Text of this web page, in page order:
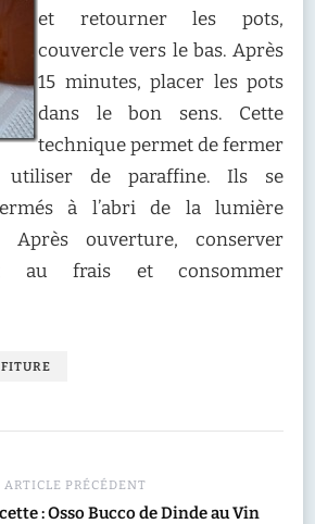
et retourner les pots,
couvercle vers le bas. Après
15 minutes, placer les pots
dans le bon sens. Cette
technique permet de fermer
utiliser de paraffine. Ils se
à l’abri de la lumière
ouverture, conserver
au frais et consommer
ARTICLE PRÉCÉDENT
: Osso Bucco de Dinde au Vin